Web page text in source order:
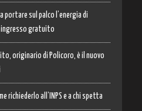
portare sul palco l’energia di
ingresso gratuito
originario di Policoro, è il nuovo
richiederlo all’INPS e a chi spetta